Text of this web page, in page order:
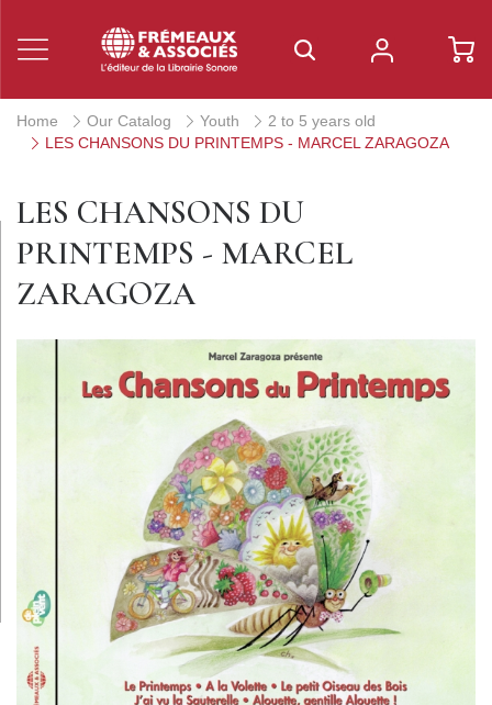
Home Our Catalog Youth
2 to 5 years old
LES CHANSONS DU PRINTEMPS - MARCEL ZARAGOZA
LES CHANSONS DU
PRINTEMPS - MARCEL
ZARAGOZA